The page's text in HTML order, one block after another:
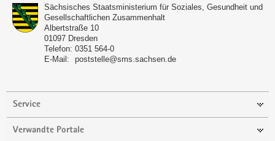
Sächsisches Staatsministerium für Soziales, Gesundheit und
Gesellschaftlichen Zusammenhalt
Albertstraße 10
01097 Dresden
Telefon: 0351 564-0
E-Mail:
poststelle@sms.sachsen.de
Service
Verwandte Portale